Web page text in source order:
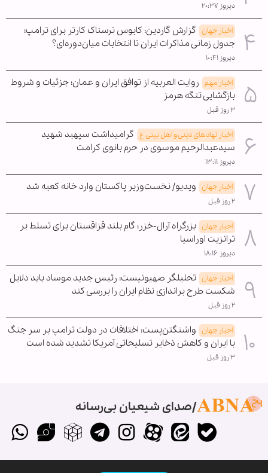
دیروز ۲۰:۳۷
اخبار جهان گزارش گاردین: کابوس ترسناک کارتر برای ترامپ؛
جدول زمانی مذاکرات ایران تا انتخابات میان‌دوره‌ای؟
دیروز ۱۰:۴۱
اخبار مهم روایت العربیه از توافق ایران و عمان؛ جزئیات و شروط
بازگشایی تنگه هرمز
۳ روز قبل
اخبار نهادهای دینی و اهل بیتی ع گرامیداشت سپهبد شهید
سیدعبدالرحیم موسوی در حرم بانوی کرامت
دیروز ۱۳:۱۱
اخبار جهان ویدیو/ نخست‌وزیر پاکستان وارد خانه کعبه شد
۲ روز قبل
اخبار جهان بزرگراه آرال-خزر؛ گام بلند قزاقستان برای تسلط بر
ترانزیت اوراسیا
دیروز ۱۸:۱۶
اخبار جهان تحلیلگر صهیونیست: رئیس جدید موساد باید دلایل
شکست طرح براندازی نظام ایران را بررسی کند
۲ روز قبل
اخبار جهان واشنگتن‌پست: اختلافات در دولت ترامپ بر سر جنگ
با ایران و کاهش ذخایر تسلیحاتی آمریکا تشدید شده است
۳ روز قبل
صدای شیعیان بی‌رسانه